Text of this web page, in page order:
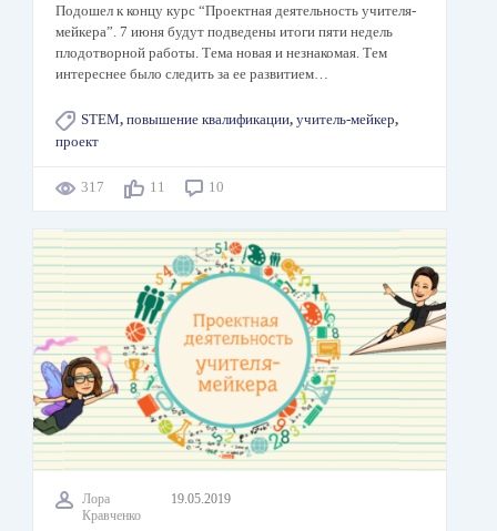
Подошел к концу курс “Проектная деятельность учителя-
мейкера”. 7 июня будут подведены итоги пяти недель
плодотворной работы. Тема новая и незнакомая. Тем
интереснее было следить за ее развитием…
STEM, повышение квалификации, учитель-мейкер,
проект
317 11 10
Лора
Кравченко
19.05.2019